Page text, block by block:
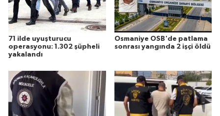
71 ilde uyuşturucu
operasyonu: 1.302 şüpheli
yakalandı
Osmaniye OSB'de patlama
sonrası yangında 2 işçi öldü